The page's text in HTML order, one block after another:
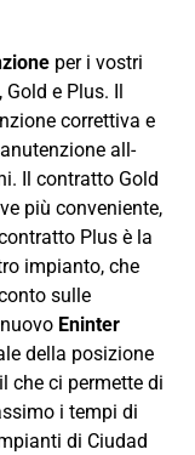
per i vostri
e Plus. Il
correttiva e
all-
Il contratto Gold
più conveniente,
Plus è la
impianto, che
sulle
Eninter
della posizione
che ci permette di
i tempi di
di Ciudad